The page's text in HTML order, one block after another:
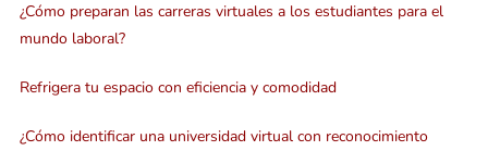
¿Cómo preparan las carreras virtuales a los estudiantes para el
mundo laboral?
Refrigera tu espacio con eficiencia y comodidad
¿Cómo identificar una universidad virtual con reconocimiento